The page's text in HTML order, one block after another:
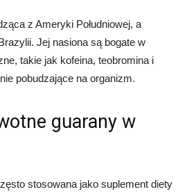
z Ameryki Południowej, a
Jej nasiona są bogate w
takie jak kofeina, teobromina i
pobudzające na organizm.
guarany w
stosowana jako suplement diety